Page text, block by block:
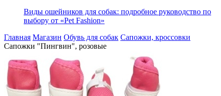
Виды ошейников для собак: подробное руководство по
выбору от «Pet Fashion»
Главная Магазин Обувь для собак Сапожки, кроссовки
Сапожки "Пингвин", розовые